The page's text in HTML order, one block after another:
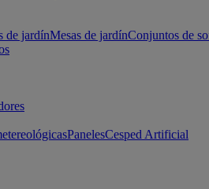
de jardínMesas de jardínConjuntos de
PanelesCesped Artificial